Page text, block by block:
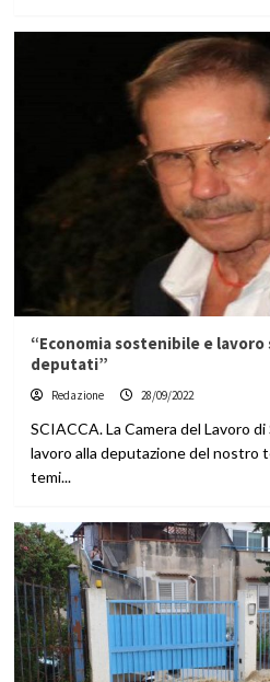
“Economia sostenibile e
deputati”
Redazione 28/09/2022
SCIACCA. La Camera del Lavoro
lavoro alla deputazione del nostro
temi...